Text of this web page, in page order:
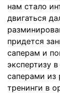
нам стало
двигаться
придется
саперам и
экспертизу
саперами из
тренинги в